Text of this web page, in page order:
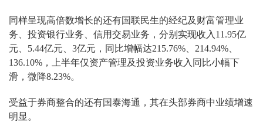
同样呈现高倍数增长的还有国联民生的经纪及财富管理业
务、投资银行业务、信用交易业务，分别实现收入11.95亿
元、5.44亿元、3亿元，同比增幅达215.76%、214.94%、
136.10%，上半年仅资产管理及投资业务收入同比小幅下
滑，微降8.23%。
受益于券商整合的还有国泰海通，其在头部券商中业绩增速
明显。